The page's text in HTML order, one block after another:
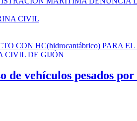
CIVIL
CON HC(hidrocantábrico) PARA
CIVIL DE GIJÓN
de vehículos pesados